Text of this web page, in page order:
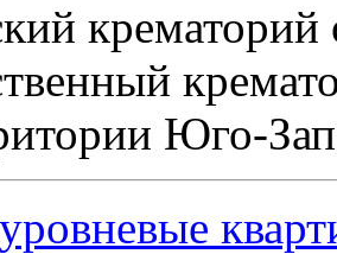
крематорий
Юго-